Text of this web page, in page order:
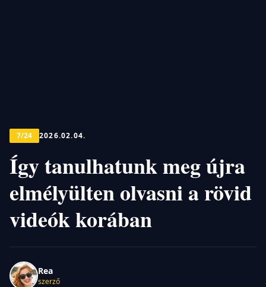
7/24 2026.02.04.
Így tanulhatunk meg újra
elmélyülten olvasni a rövid
videók korában
Rea
szerző